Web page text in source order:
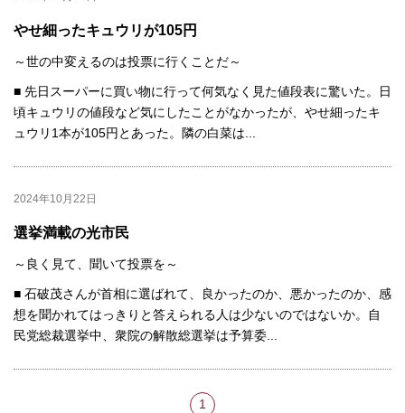
やせ細ったキュウリが105円
～世の中変えるのは投票に行くことだ～
■ 先日スーパーに買い物に行って何気なく見た値段表に驚いた。日
頃キュウリの値段など気にしたことがなかったが、やせ細ったキ
ュウリ1本が105円とあった。隣の白菜は...
2024年10月22日
選挙満載の光市民
～良く見て、聞いて投票を～
■ 石破茂さんが首相に選ばれて、良かったのか、悪かったのか、感
想を聞かれてはっきりと答えられる人は少ないのではないか。自
民党総裁選挙中、衆院の解散総選挙は予算委...
1